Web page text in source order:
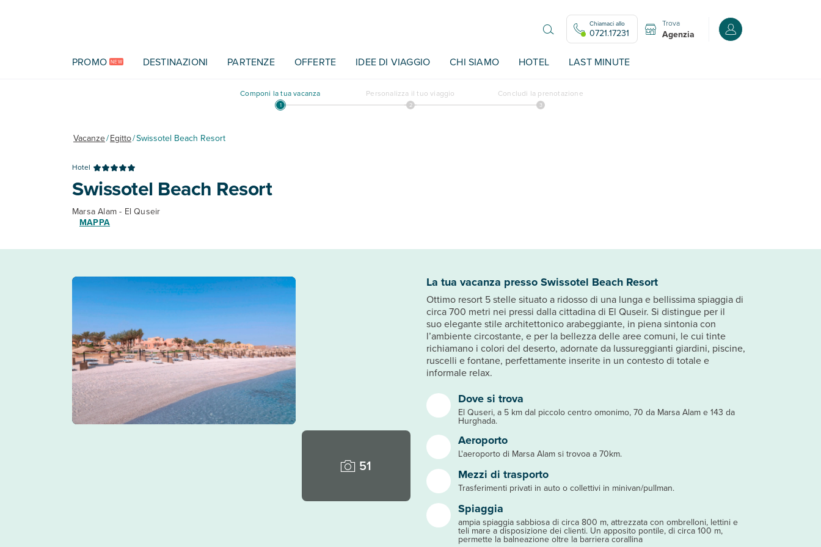
Chiamaci allo
0721.17231
Trova
Agenzia Accedi o registrati
PROMO NEW DESTINAZIONI PARTENZE OFFERTE IDEE DI VIAGGIO CHI SIAMO HOTEL LAST MINUTE
Componi la tua vacanza Personalizza il tuo viaggio Concludi la prenotazione
Vacanze/Egitto/Swissotel Beach Resort
Hotel
Swissotel Beach Resort
Marsa Alam - El Quseir
MAPPA
51
Dove si trova
El Quseri, a 5 km dal piccolo centro omonimo, 70 da Marsa Alam e 143 da
Hurghada.
Aeroporto
L'aeroporto di Marsa Alam si trovoa a 70km.
Mezzi di trasporto
Trasferimenti privati in auto o collettivi in minivan/pullman.
Spiaggia
ampia spiaggia sabbiosa di circa 800 m, attrezzata con ombrelloni, lettini e
teli mare a disposizione dei clienti. Un apposito pontile, di circa 100 m,
permette la balneazione oltre la barriera corallina
La tua vacanza presso Swissotel Beach Resort
Ottimo resort 5 stelle situato a ridosso di una lunga e bellissima spiaggia di
circa 700 metri nei pressi dalla cittadina di El Quseir. Si distingue per il
suo elegante stile architettonico arabeggiante, in piena sintonia con
l’ambiente circostante, e per la bellezza delle aree comuni, le cui tinte
richiamano i colori del deserto, adornate da lussureggianti giardini, piscine,
ruscelli e fontane, perfettamente inserite in un contesto di totale e
informale relax.